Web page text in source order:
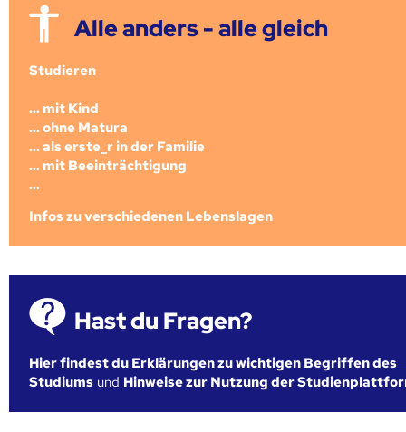
Alle anders - alle gleich
Studieren
... mit Kind
... ohne Matura
... als erste_r in der Familie
... mit Beeinträchtigung
...
Infos zu verschiedenen Lebenslagen
Hast du Fragen?
Hier findest du Erklärungen zu wichtigen Begriffen des
Studiums und Hinweise zur Nutzung der